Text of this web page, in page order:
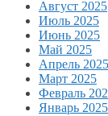
Август 2025
Июль 2025
Июнь 2025
Май 2025
Апрель 2025
Март 2025
Февраль
Январь 2025